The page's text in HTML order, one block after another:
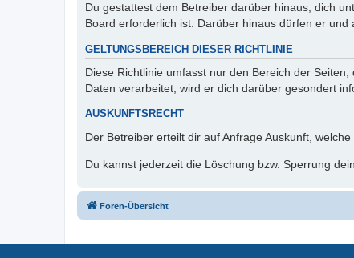
Du gestattest dem Betreiber darüber hinaus, dich
Board erforderlich ist. Darüber hinaus dürfen er
GELTUNGSBEREICH DIESER RICHTLINIE
Diese Richtlinie umfasst nur den Bereich der
Daten verarbeitet, wird er dich darüber gesondert
AUSKUNFTSRECHT
Der Betreiber erteilt dir auf Anfrage Auskunft,
Du kannst jederzeit die Löschung bzw. Sperrung
Foren-Übersicht